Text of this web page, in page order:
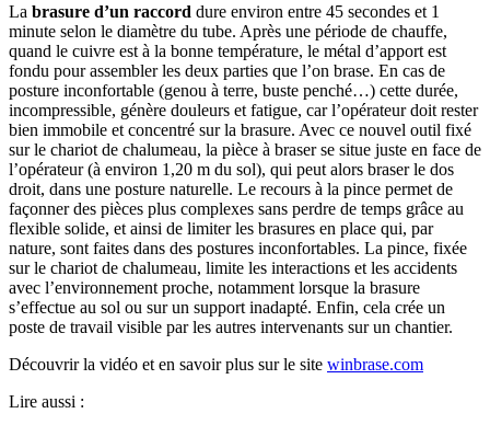
La brasure d’un raccord dure environ entre 45 secondes et 1
minute selon le diamètre du tube. Après une période de chauffe,
quand le cuivre est à la bonne température, le métal d’apport est
fondu pour assembler les deux parties que l’on brase. En cas de
posture inconfortable (genou à terre, buste penché…) cette durée,
incompressible, génère douleurs et fatigue, car l’opérateur doit rester
bien immobile et concentré sur la brasure. Avec ce nouvel outil fixé
sur le chariot de chalumeau, la pièce à braser se situe juste en face de
l’opérateur (à environ 1,20 m du sol), qui peut alors braser le dos
droit, dans une posture naturelle. Le recours à la pince permet de
façonner des pièces plus complexes sans perdre de temps grâce au
flexible solide, et ainsi de limiter les brasures en place qui, par
nature, sont faites dans des postures inconfortables. La pince, fixée
sur le chariot de chalumeau, limite les interactions et les accidents
avec l’environnement proche, notamment lorsque la brasure
s’effectue au sol ou sur un support inadapté. Enfin, cela crée un
poste de travail visible par les autres intervenants sur un chantier.
Découvrir la vidéo et en savoir plus sur le site winbrase.com
Lire aussi :